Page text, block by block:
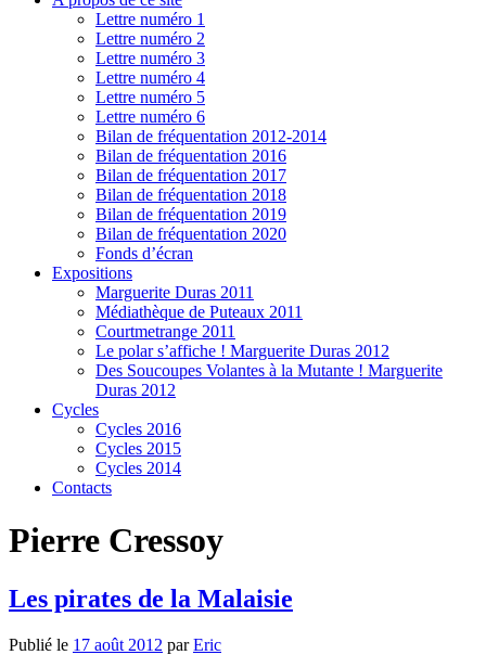
Lettre numéro 1
Lettre numéro 2
Lettre numéro 3
Lettre numéro 4
Lettre numéro 5
Lettre numéro 6
Bilan de fréquentation 2012-2014
Bilan de fréquentation 2016
Bilan de fréquentation 2017
Bilan de fréquentation 2018
Bilan de fréquentation 2019
Bilan de fréquentation 2020
Fonds d’écran
Expositions
Marguerite Duras 2011
Médiathèque de Puteaux 2011
Courtmetrange 2011
Le polar s’affiche ! Marguerite Duras 2012
Des Soucoupes Volantes à la Mutante ! Marguerite
Duras 2012
Cycles
Cycles 2016
Cycles 2015
Cycles 2014
Contacts
Pierre Cressoy
Les pirates de la Malaisie
Publié le 17 août 2012 parEric